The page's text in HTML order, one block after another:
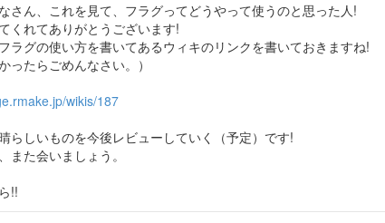
さん、これを見て、フラグってどうやって使うのと思った人!
くれてありがとうございます!
ラグの使い方を書いてあるウィキのリンクを書いておきますね!
ったらごめんなさい。）
wikis/187
らしいものを今後レビューしていく（予定）です!
また会いましょう。
!!